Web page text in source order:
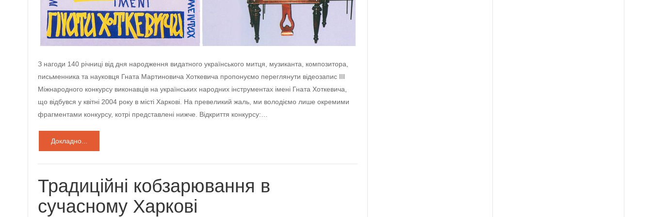
З нагоди 140 річниці від дня народження видатного українського митця, музиканта, композитора,
письменника та науковця Гната Мартиновича Хоткевича пропонуємо переглянути відеозапис ІІІ
Міжнародного конкурсу виконавців на українських народних інструментах імені Гната Хоткевича,
що відбувся у квітні 2004 року в місті Харкові. На превеликий жаль, ми володіємо лише окремими
фрагментами конкурсу, котрі представлені нижче. Відкриття конкурсу:…
Докладно...
Традиційні кобзарювання в
сучасному Харкові